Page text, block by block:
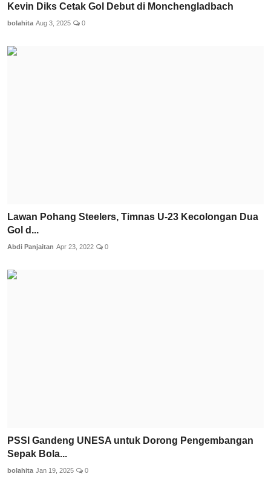
Kevin Diks Cetak Gol Debut di Monchengladbach
bolahita Aug 3, 2025 0
Lawan Pohang Steelers, Timnas U-23 Kecolongan Dua
Gol d...
Abdi Panjaitan Apr 23, 2022 0
PSSI Gandeng UNESA untuk Dorong Pengembangan
Sepak Bola...
bolahita Jan 19, 2025 0